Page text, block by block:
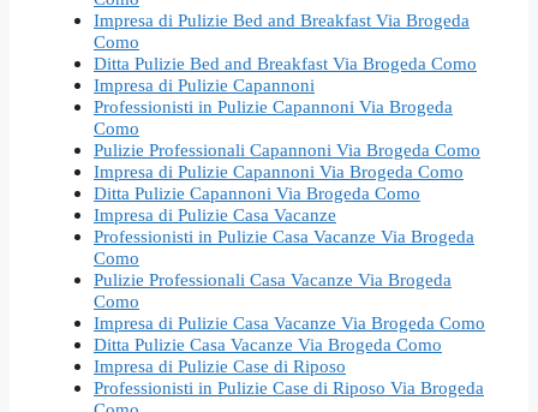
Impresa di Pulizie Bed and Breakfast Via Brogeda
Como
Ditta Pulizie Bed and Breakfast Via Brogeda Como
Impresa di Pulizie Capannoni
Professionisti in Pulizie Capannoni Via Brogeda
Como
Pulizie Professionali Capannoni Via Brogeda Como
Impresa di Pulizie Capannoni Via Brogeda Como
Ditta Pulizie Capannoni Via Brogeda Como
Impresa di Pulizie Casa Vacanze
Professionisti in Pulizie Casa Vacanze Via Brogeda
Como
Pulizie Professionali Casa Vacanze Via Brogeda
Como
Impresa di Pulizie Casa Vacanze Via Brogeda Como
Ditta Pulizie Casa Vacanze Via Brogeda Como
Impresa di Pulizie Case di Riposo
Professionisti in Pulizie Case di Riposo Via Brogeda